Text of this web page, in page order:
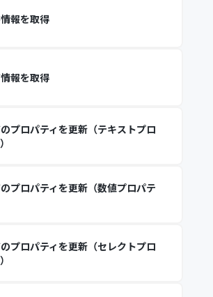
報を取得
報を取得
プロパティを更新（テキストプロ
プロパティを更新（数値プロパテ
プロパティを更新（セレクトプロ